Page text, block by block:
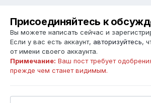
Присоединяйтесь к
Вы можете написать сейчас и
Если у вас есть аккаунт, авторизуйтесь,
от имени своего аккаунта.
Примечание: Ваш пост требует
прежде чем станет видимым.